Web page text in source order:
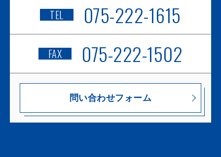
TEL 075-222-1615
FAX 075-222-1502
問い合わせフォーム